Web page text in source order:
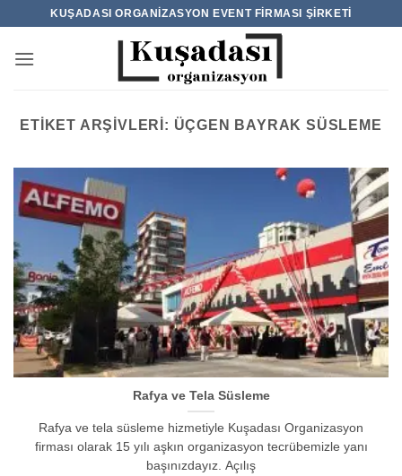
KUŞADASI ORGANIZASYON EVENT FIRMASI ŞIRKETI
ETIKET ARŞIVLERI: ÜÇGEN BAYRAK SÜSLEME
Rafya ve Tela Süsleme
Rafya ve tela süsleme hizmetiyle Kuşadası Organizasyon
firması olarak 15 yılı aşkın organizasyon tecrübemizle yanı
başınızdayız. Açılış